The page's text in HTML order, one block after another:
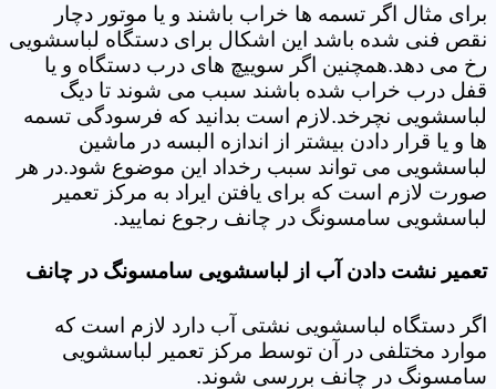
برای مثال اگر تسمه ها خراب باشند و یا موتور دچار
نقص فنی شده باشد این اشکال برای دستگاه لباسشویی
رخ می دهد.همچنین اگر سوییچ های درب دستگاه و یا
قفل درب خراب شده باشند سبب می شوند تا دیگ
لباسشویی نچرخد.لازم است بدانید که فرسودگی تسمه
ها و یا قرار دادن بیشتر از اندازه البسه در ماشین
لباسشویی می تواند سبب رخداد این موضوع شود.در هر
صورت لازم است که برای یافتن ایراد به مرکز تعمیر
لباسشویی سامسونگ در چانف رجوع نمایید.
تعمیر نشت دادن آب از لباسشویی سامسونگ در چانف
اگر دستگاه لباسشویی نشتی آب دارد لازم است که
موارد مختلفی در آن توسط مرکز تعمیر لباسشویی
سامسونگ در چانف بررسی شوند.